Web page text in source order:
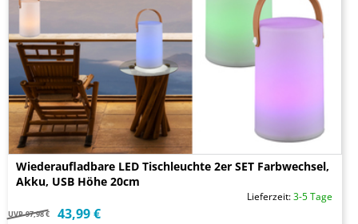
Wiederaufladbare LED Tischleuchte 2er SET Farbwechsel,
Akku, USB Höhe 20cm
Lieferzeit:3-5 Tage
UVP 97,98 € 43,99 €